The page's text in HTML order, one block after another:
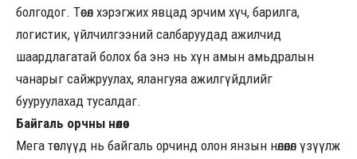
болгодог. Төсөл хэрэгжих явцад эрчим хүч, барилга,
логистик, үйлчилгээний салбаруудад ажилчид
шаардлагатай болох ба энэ нь хүн амын амьдралын
чанарыг сайжруулах, ялангуяа ажилгүйдлийг
бууруулахад тусалдаг.
Байгаль орчны нөлөө
Мега төслүүд нь байгаль орчинд олон янзын нөлөөлөл үзүүлж